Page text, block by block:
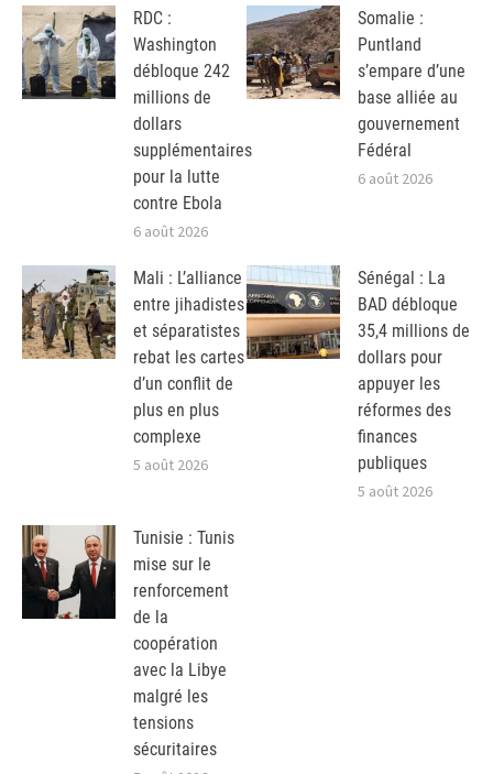
RDC :
Washington
débloque 242
millions de
dollars
supplémentaires
pour la lutte
contre Ebola
6 août 2026
Somalie :
Puntland
s’empare d’une
base alliée au
gouvernement
Fédéral
6 août 2026
Mali : L’alliance
entre jihadistes
et séparatistes
rebat les cartes
d’un conflit de
plus en plus
complexe
5 août 2026
Sénégal : La
BAD débloque
35,4 millions de
dollars pour
appuyer les
réformes des
finances
publiques
5 août 2026
Tunisie : Tunis
mise sur le
renforcement
de la
coopération
avec la Libye
malgré les
tensions
sécuritaires